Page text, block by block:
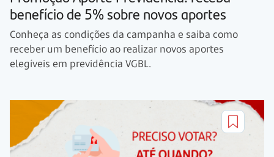
benefício de 5% sobre novos aportes
Conheça as condições da campanha e saiba como
receber um benefício ao realizar novos aportes
elegíveis em previdência VGBL.